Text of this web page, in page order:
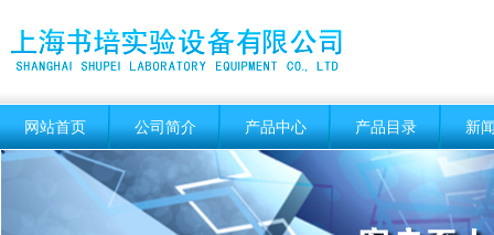
网站首页 公司简介 产品中心 产品目录 新